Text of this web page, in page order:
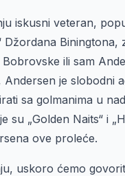
iskusni veteran,
Džordana Biningtona,
Bobrovske ili sam
je slobodni
sa golmanima u
su „Golden Naits“ i
ove proleće.
uskoro ćemo